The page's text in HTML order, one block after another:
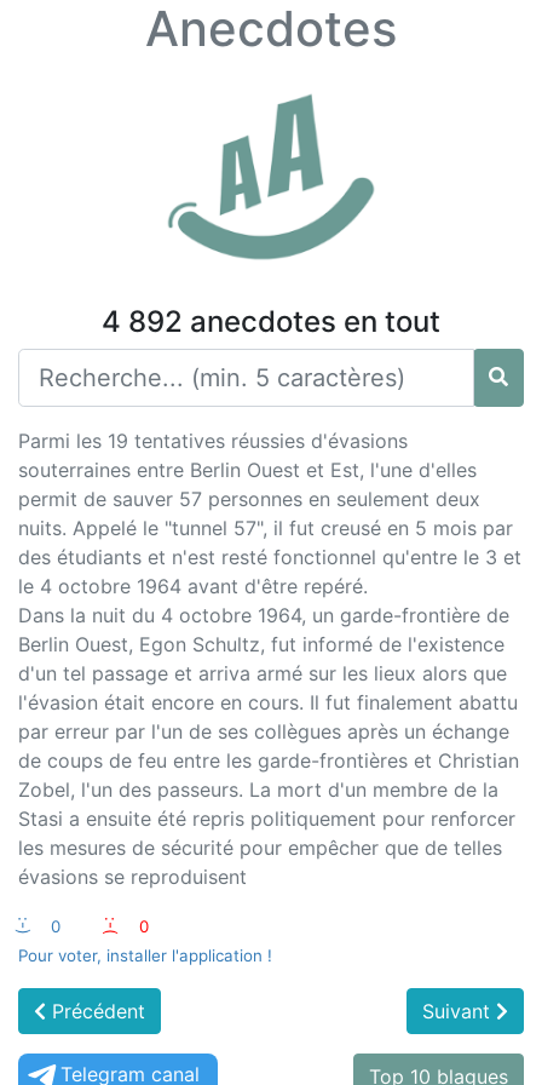
Anecdotes
4 892 anecdotes en tout
Parmi les 19 tentatives réussies d'évasions
souterraines entre Berlin Ouest et Est, l'une d'elles
permit de sauver 57 personnes en seulement deux
nuits. Appelé le "tunnel 57", il fut creusé en 5 mois par
des étudiants et n'est resté fonctionnel qu'entre le 3 et
le 4 octobre 1964 avant d'être repéré.
Dans la nuit du 4 octobre 1964, un garde-frontière de
Berlin Ouest, Egon Schultz, fut informé de l'existence
d'un tel passage et arriva armé sur les lieux alors que
l'évasion était encore en cours. Il fut finalement abattu
par erreur par l'un de ses collègues après un échange
de coups de feu entre les garde-frontières et Christian
Zobel, l'un des passeurs. La mort d'un membre de la
Stasi a ensuite été repris politiquement pour renforcer
les mesures de sécurité pour empêcher que de telles
évasions se reproduisent
:-) 0 :-(
0
Pour voter, installer l'application !
Précédent Suivant
Telegram canal Top 10 blagues